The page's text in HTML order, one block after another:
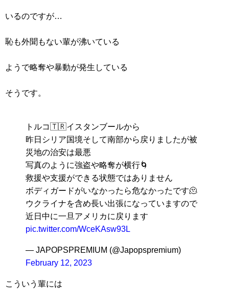
いるのですが…
恥も外聞もない輩が沸いている
ようで略奪や暴動が発生している
そうです。
トルコ🇹🇷イスタンブールから
昨日シリア国境そして南部から戻りましたが被
災地の治安は最悪
写真のように強盗や略奪が横行🌀
救援や支援ができる状態ではありません
ボディガードがいなかったら危なかったです🫠
ウクライナを含め長い出張になっていますので
近日中に一旦アメリカに戻ります
pic.twitter.com/WceKAsw93L
— JAPOPSPREMIUM (@Japopspremium)
February 12, 2023
こういう輩には